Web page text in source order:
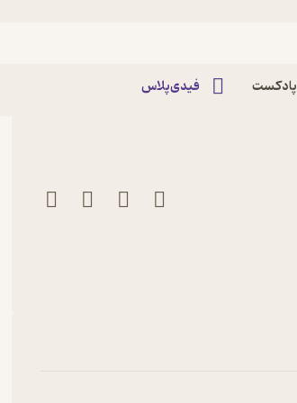
پادکست فیدی‌پلاس